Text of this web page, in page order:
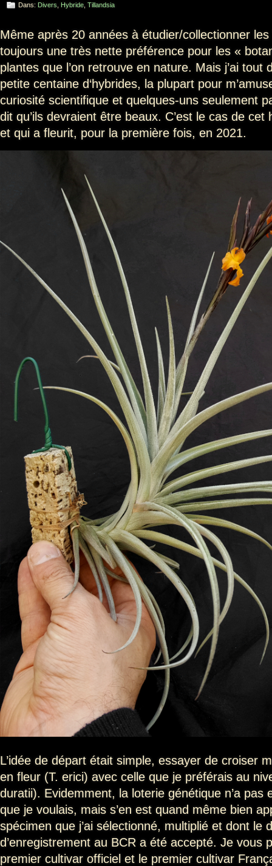
Dans: Divers Hybride Tillandsia
Même après 20 années à étudier/collectionner les
toujours une très nette préférence pour les «
plantes que l’on retrouve en nature. Mais j’ai tout
petite centaine d‘hybrides, la plupart pour
curiosité scientifique et quelques-uns seulement
dit qu’ils devraient être beaux. C’est le cas de
et qui a fleurit, pour la première fois, en 2021.
L’idée de départ était simple, essayer de croiser
en fleur (T. erici) avec celle que je préférais au
duratii). Evidemment, la loterie génétique n’a pas
que je voulais, mais s’en est quand même bien
spécimen que j’ai sélectionné, multiplié et dont le
d’enregistrement au BCR a été accepté. Je vous
premier cultivar officiel et le premier cultivar